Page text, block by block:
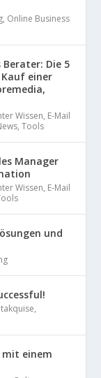
, Online Business
Berater: Die 5
einer
Wissen, E-Mail
,Tools
Manager
Wissen, E-Mail
und
,
einem